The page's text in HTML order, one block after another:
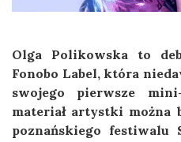
Olga Polikowska to
Fonobo Label, która
swojego pierwsze
materiał artystki można
poznańskiego festiwalu